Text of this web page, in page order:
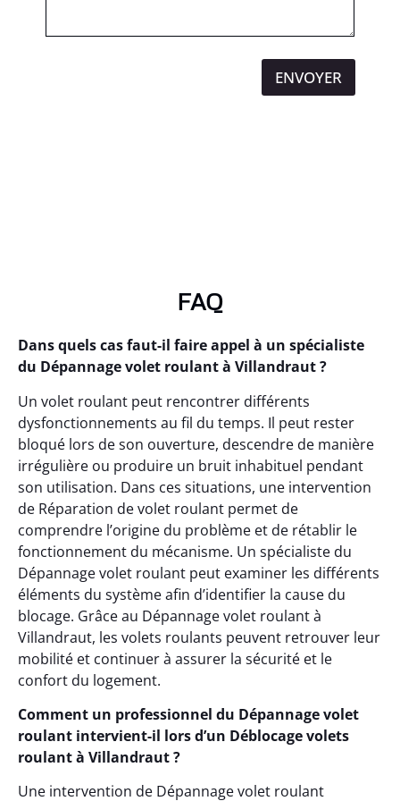
ENVOYER
FAQ
Dans quels cas faut-il faire appel à un spécialiste
du Dépannage volet roulant à Villandraut ?
Un volet roulant peut rencontrer différents
dysfonctionnements au fil du temps. Il peut rester
bloqué lors de son ouverture, descendre de manière
irrégulière ou produire un bruit inhabituel pendant
son utilisation. Dans ces situations, une intervention
de Réparation de volet roulant permet de
comprendre l’origine du problème et de rétablir le
fonctionnement du mécanisme. Un spécialiste du
Dépannage volet roulant peut examiner les différents
éléments du système afin d’identifier la cause du
blocage. Grâce au Dépannage volet roulant à
Villandraut, les volets roulants peuvent retrouver leur
mobilité et continuer à assurer la sécurité et le
confort du logement.
Comment un professionnel du Dépannage volet
roulant intervient-il lors d’un Déblocage volets
roulant à Villandraut ?
Une intervention de Dépannage volet roulant